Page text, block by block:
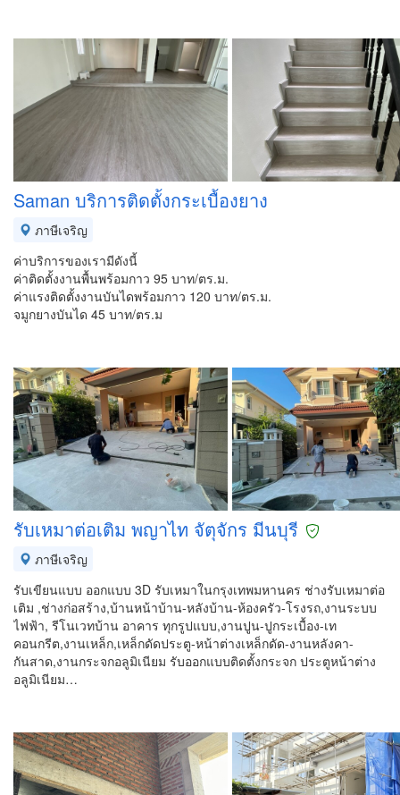
Saman บริการติดตั้งกระเบื้องยาง
ภาษีเจริญ
ค่าบริการของเรามีดังนี้
ค่าติดตั้งงานพื้นพร้อมกาว 95 บาท/ตร.ม.
ค่าแรงติดตั้งงานบันไดพร้อมกาว 120 บาท/ตร.ม.
จมูกยางบันได 45 บาท/ตร.ม
รับเหมาต่อเติม พญาไท จัตุจักร มีนบุรี
ภาษีเจริญ
รับเขียนแบบ ออกแบบ 3D รับเหมาในกรุงเทพมหานคร ช่างรับเหมาต่อ
เติม ,ช่างก่อสร้าง,บ้านหน้าบ้าน-หลังบ้าน-ห้องครัว-โรงรถ,งานระบบ
ไฟฟ้า, รีโนเวทบ้าน อาคาร ทุกรูปแบบ,งานปูน-ปูกระเบื้อง-เท
คอนกรีต,งานเหล็ก,เหล็กดัดประตู-หน้าต่างเหล็กดัด-งานหลังคา-
กันสาด,งานกระจกอลูมิเนียม รับออกแบบติดตั้งกระจก ประตูหน้าต่าง
อลูมิเนียม…